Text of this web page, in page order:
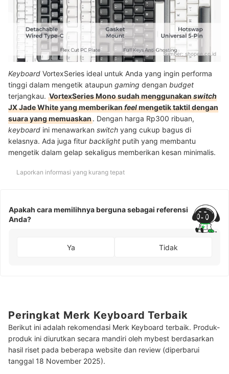
Sumber: shopee.co.id
Keyboard VortexSeries ideal untuk Anda yang ingin performa
tinggi dalam mengetik ataupun gaming dengan budget
terjangkau. VortexSeries Mono sudah menggunakanswitch
JX Jade White yang memberikanfeelmengetik taktil dengan
suara yang memuaskan. Dengan harga Rp300 ribuan,
keyboard ini menawarkan switch yang cukup bagus di
kelasnya. Ada juga fitur backlight putih yang membantu
mengetik dalam gelap sekaligus memberikan kesan minimalis.
Laporkan informasi yang kurang tepat
Apakah cara memilihnya berguna sebagai referensi
Anda?
Ya Tidak
Peringkat Merk Keyboard Terbaik
Berikut ini adalah rekomendasi Merk Keyboard terbaik. Produk-
produk ini diurutkan secara mandiri oleh mybest berdasarkan
hasil riset pada beberapa website dan review (diperbarui
tanggal 18 November 2025).